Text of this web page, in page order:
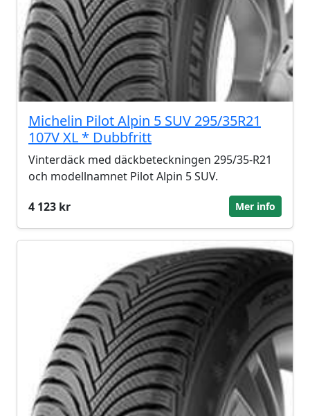
Michelin Pilot Alpin 5 SUV 295/35R21
107V XL * Dubbfritt
Vinterdäck med däckbeteckningen 295/35-R21
och modellnamnet Pilot Alpin 5 SUV.
4 123 kr
Mer info